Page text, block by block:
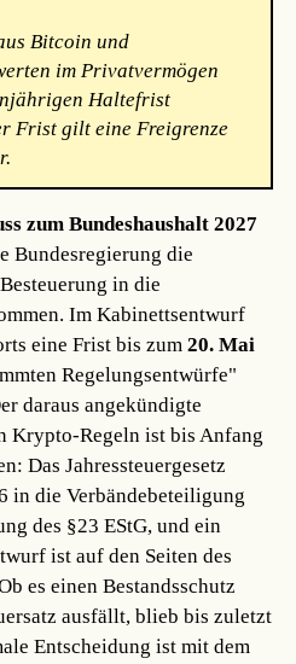
Bitcoin und
im Privatvermögen
Haltefrist
Frist gilt eine Freigrenze
zum Bundeshaushalt 2027
Bundesregierung die
in die
Im Kabinettsentwurf
eine Frist bis zum20. Mai
Regelungsentwürfe"
daraus angekündigte
Krypto-Regeln ist bis Anfang
Das Jahressteuergesetz
in die Verbändebeteiligung
des §23 EStG, und ein
ist auf den Seiten des
es einen Bestandsschutz
ausfällt, blieb bis zuletzt
Entscheidung ist mit dem